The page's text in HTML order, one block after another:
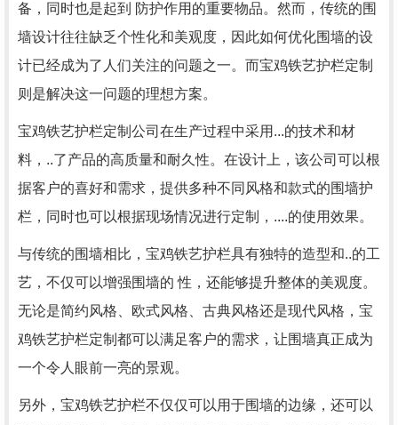
备，同时也是起到 防护作用的重要物品。然而，传统的围
墙设计往往缺乏个性化和美观度，因此如何优化围墙的设
计已经成为了人们关注的问题之一。而宝鸡铁艺护栏定制
则是解决这一问题的理想方案。
宝鸡铁艺护栏定制公司在生产过程中采用...的技术和材
料，..了产品的高质量和耐久性。在设计上，该公司可以根
据客户的喜好和需求，提供多种不同风格和款式的围墙护
栏，同时也可以根据现场情况进行定制，....的使用效果。
与传统的围墙相比，宝鸡铁艺护栏具有独特的造型和..的工
艺，不仅可以增强围墙的 性，还能够提升整体的美观度。
无论是简约风格、欧式风格、古典风格还是现代风格，宝
鸡铁艺护栏定制都可以满足客户的需求，让围墙真正成为
一个令人眼前一亮的景观。
另外，宝鸡铁艺护栏不仅仅可以用于围墙的边缘，还可以